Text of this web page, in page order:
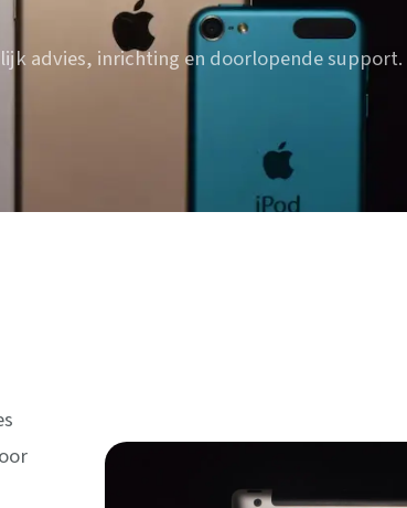
advies, inrichting en doorlopende support.